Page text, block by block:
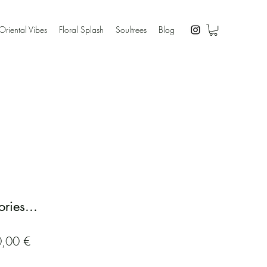
Vibes Floral Splash Soultrees Blog
€Sale-